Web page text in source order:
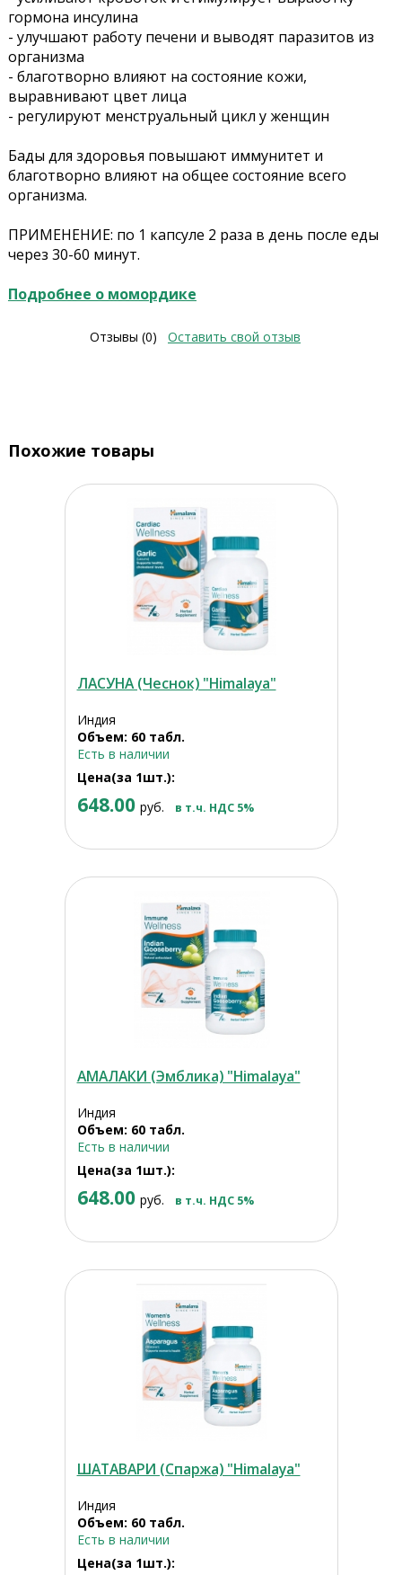
гормона инсулина
- улучшают работу печени и выводят паразитов из
организма
- благотворно влияют на состояние кожи,
выравнивают цвет лица
- регулируют менструальный цикл у женщин
Бады для здоровья повышают иммунитет и
благотворно влияют на общее состояние всего
организма.
ПРИМЕНЕНИЕ: по 1 капсуле 2 раза в день после еды
через 30-60 минут.
Подробнее о момордике
Отзывы (0) Оставить свой отзыв
Похожие товары
ЛАСУНА (Чеснок) "Himalaya"
Индия
Объем: 60 табл.
Есть в наличии
Цена(за 1шт.):
648.00 руб. в т.ч. НДС 5%
АМАЛАКИ (Эмблика) "Himalaya"
Индия
Объем: 60 табл.
Есть в наличии
Цена(за 1шт.):
648.00 руб. в т.ч. НДС 5%
ШАТАВАРИ (Спаржа) "Himalaya"
Индия
Объем: 60 табл.
Есть в наличии
Цена(за 1шт.):